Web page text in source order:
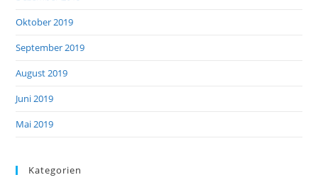
Oktober 2019
September 2019
August 2019
Juni 2019
Mai 2019
Kategorien